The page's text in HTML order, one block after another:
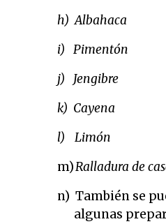
h) Albahaca
i) Pimentón
j)
Jengibre
k) Cayena
l)
Limón
m)Ralladura de
n) También se
algunas